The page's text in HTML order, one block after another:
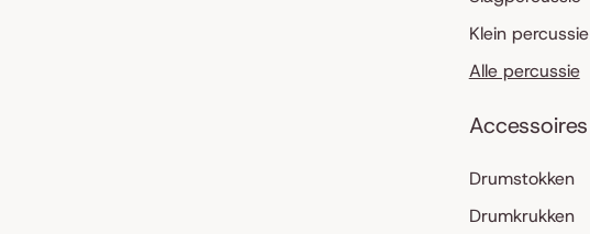
Klein percussie
Alle percussie
Accessoires
Drumstokken
Drumkrukken